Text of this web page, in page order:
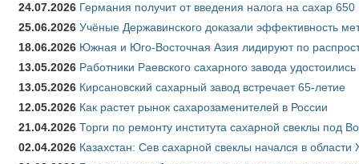
24.07.2026 Германия получит от введения налога на сахар
25.06.2026 Учёные Державинского доказали эффективность
18.06.2026 Южная и Юго-Восточная Азия лидируют по
13.05.2026 Работники Раевского сахарного завода удостоились
13.05.2026 Кирсановский сахарный завод встречает 65-летие
12.05.2026 Как растет рынок сахарозаменителей в России
21.04.2026 Торги по ремонту института сахарной свеклы под
02.04.2026 Казахстан: Сев сахарной свеклы начался в области